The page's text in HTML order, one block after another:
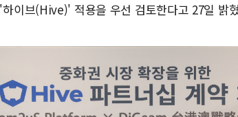
이브(Hive)' 적용을 우선 검토한다고 27일 밝